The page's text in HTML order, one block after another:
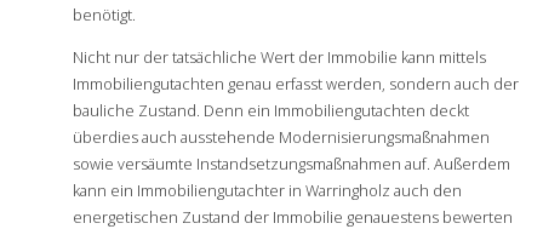
benötigt.
Nicht nur der tatsächliche Wert der Immobilie kann mittels
Immobiliengutachten genau erfasst werden, sondern auch der
bauliche Zustand. Denn ein Immobiliengutachten deckt
überdies auch ausstehende Modernisierungsmaßnahmen
sowie versäumte Instandsetzungsmaßnahmen auf. Außerdem
kann ein Immobiliengutachter in Warringholz auch den
energetischen Zustand der Immobilie genauestens bewerten